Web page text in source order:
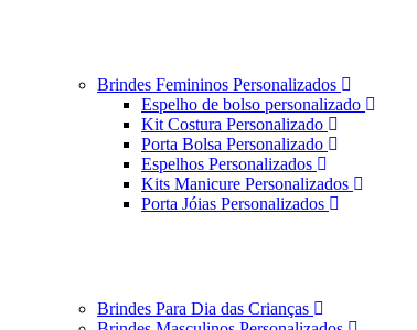
Brindes Femininos Personalizados
Espelho de bolso personalizado
Kit Costura Personalizado
Porta Bolsa Personalizado
Espelhos Personalizados
Kits Manicure Personalizados
Porta Jóias Personalizados
Brindes Para Dia das Crianças